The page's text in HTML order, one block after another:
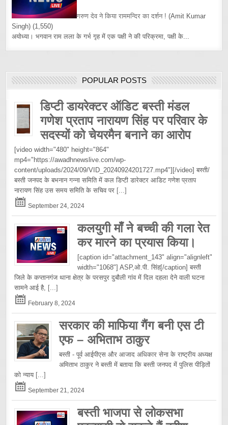
गरुण देव ने किया राममन्दिर का दर्शन ! (Amit Kumar
Singh) (1,550)
अयोध्या। भगवान राम लला के गर्भ गृह में एक पक्षी ने की परिक्रमा, पक्षी के...
POPULAR POSTS
डिप्टी डायरेक्टर ऑडिट बस्ती मंडल
गणेश प्रताप नारायण सिंह पर परिवार के
सदस्यों को चेयरमैन बनाने का आरोप
[video width="480" height="864"
mp4="https://awadhnewslive.com/wp-
content/uploads/2024/09/VID_20240924201727.mp4"][/video] बस्ती/
बस्ती जनपद के बभनान गन्ना समिति में कल डिप्टी डारेक्टर आडिट गणेश प्रताप
नारायण सिंह उस समय समिति के सचिव पर [...]
September 24, 2024
कलयुगी माँ ने बच्ची की गला रेत
कर मारने का प्रयास किया।
[caption id="attachment_143" align="alignleft"
width="1068"] ASP,ओ.पी. सिंह[/caption] बस्ती
जिले के कप्तानगंज थाना क्षेत्र के परसपुर दुबौली गांव में दिल दहला देने वाली घटना
सामने आई है, [...]
February 8, 2024
सरकार की माफिया गैंग बनी एस टी
एफ – अभिताभ ठाकुर
बस्ती - पूर्व आईपीएस और आजाद अधिकार सेना के राष्ट्रीय अध्यक्ष
अमिताभ ठाकुर ने बस्ती में बताया कि बस्ती जनपद में पुलिस पीड़ितों
को न्याय [...]
September 21, 2024
बस्ती भाजपा से लोकसभा